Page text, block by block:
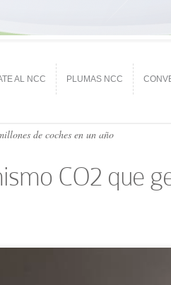
AL NCC PLUMAS NCC
de coches en un año
CO2 que